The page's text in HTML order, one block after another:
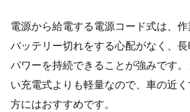
電源から給電する電源コード式は、
バッテリー切れをする心配がなく、
パワーを持続できることが強みです
い充電式よりも軽量なので、車の近
方にはおすすめです。